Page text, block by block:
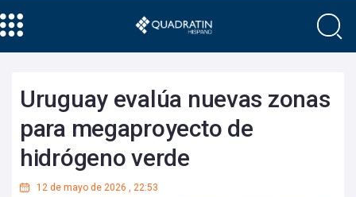
Uruguay evalúa nuevas zonas
para megaproyecto de
hidrógeno verde
12 de mayo de 2026 , 22:53